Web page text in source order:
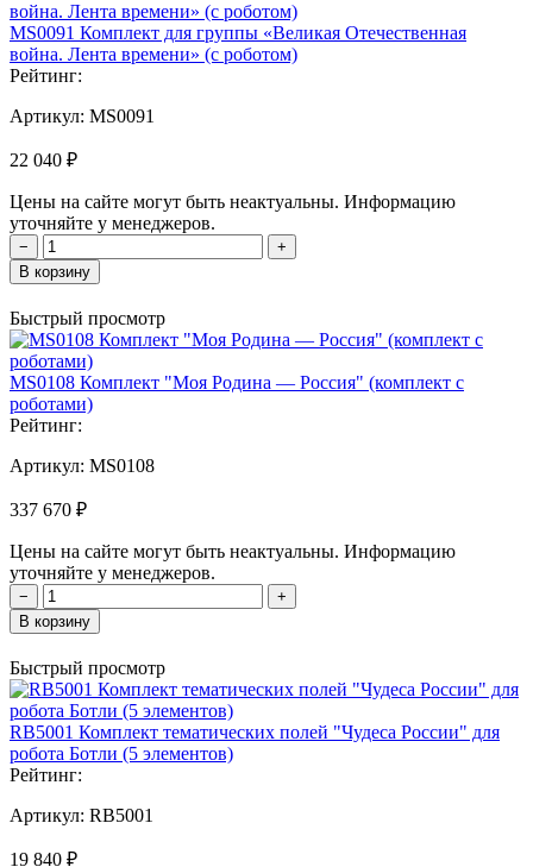
MS0091 Комплект для группы «Великая Отечественная
война. Лента времени» (с роботом)
Рейтинг:
Артикул: MS0091
22 040 ₽
Цены на сайте могут быть неактуальны. Информацию
уточняйте у менеджеров.
−
+
В корзину
Быстрый просмотр
MS0108 Комплект "Моя Родина — Россия" (комплект с
роботами)
Рейтинг:
Артикул: MS0108
337 670 ₽
Цены на сайте могут быть неактуальны. Информацию
уточняйте у менеджеров.
−
+
В корзину
Быстрый просмотр
RB5001 Комплект тематических полей "Чудеса России" для
робота Ботли (5 элементов)
Рейтинг:
Артикул: RB5001
19 840 ₽